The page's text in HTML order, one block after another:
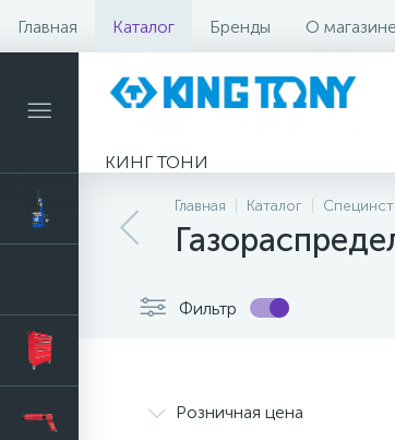
Главная Каталог Бренды О магазине
КИНГ ТОНИ
Главная Каталог
Фильтр
Розничная цена